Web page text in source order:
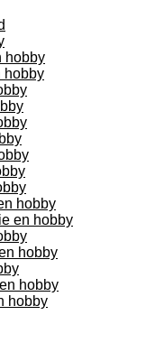
hobby
hobby
hobby
en hobby
hobby
hobby
hobby